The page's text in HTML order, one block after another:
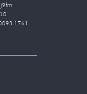
1761